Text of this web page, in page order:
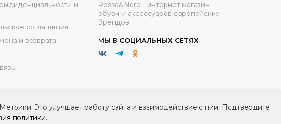
и
соглашение
и возврата
Rosso&Nero - интернет магазин
обуви и аксессуаров европейских
брендов.
МЫ В СОЦИАЛЬНЫХ СЕТЯХ
Это улучшает работу сайта и взаимодействие с ним. Подтвердите
политики.